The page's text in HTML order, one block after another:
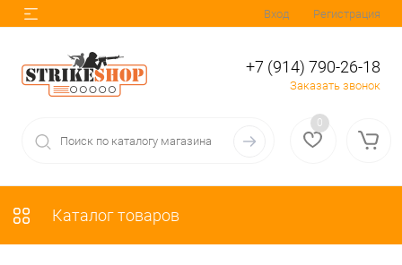
Вход Регистрация
+7 (914) 790-26-18
Заказать звонок
0
Каталог товаров